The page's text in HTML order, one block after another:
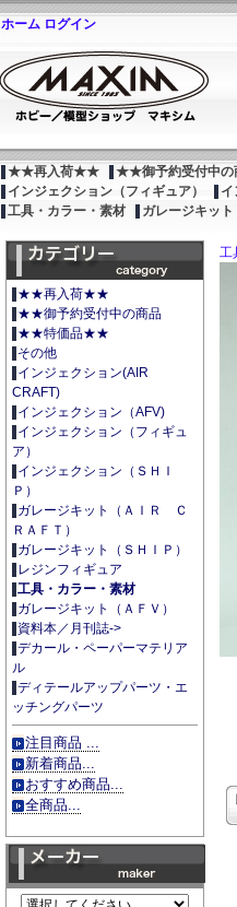
ホーム ログイン
★★再入荷★★ ★★御予約受付中の
インジェクション（フィギュア）
イ
工具・カラー・素材
ガレージキット
★★再入荷★★
★★御予約受付中の商品
★★特価品★★
その他
インジェクション(AIR
CRAFT)
インジェクション（AFV)
インジェクション（フィギュ
ア）
インジェクション（ＳＨＩ
Ｐ）
ガレージキット（ＡＩＲ Ｃ
ＲＡＦＴ）
ガレージキット（ＳＨＩＰ）
レジンフィギュア
工具・カラー・素材
ガレージキット（ＡＦＶ）
資料本／月刊誌->
デカール・ペーパーマテリア
ル
ディテールアップパーツ・エ
ッチングパーツ
注目商品 ...
新着商品...
おすすめ商品...
全商品...
工